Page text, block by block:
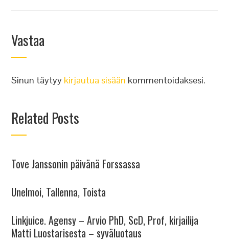
Vastaa
Sinun täytyy kirjautua sisään kommentoidaksesi.
Related Posts
Tove Janssonin päivänä Forssassa
Unelmoi, Tallenna, Toista
Linkjuice. Agensy – Arvio PhD, ScD, Prof, kirjailija
Matti Luostarisesta – syväluotaus